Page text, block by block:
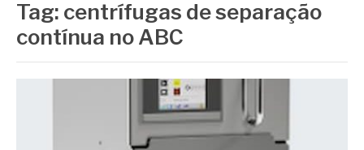
Tag: centrífugas de separação
contínua no ABC